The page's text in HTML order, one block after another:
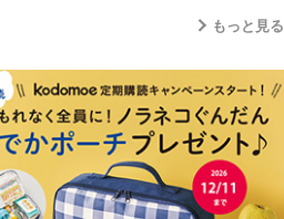
もっと見る